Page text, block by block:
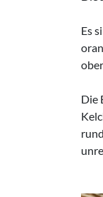
Es
Die